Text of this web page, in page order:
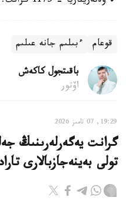
قوعام ءبىلىم جانە عىلىم
باقىتجول كاكەش
اۆتور
19:29, 07 تامىز 2026
گرانت يەگەرلەرىنىڭ
تولى بەينەجازبالارى